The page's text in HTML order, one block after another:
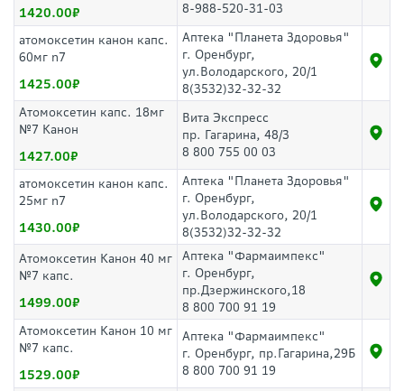
1420.00
8-988-520-31-03
атомоксетин канон капс.
60мг n7
1425.00
Аптека "Планета Здоровья"
г. Оренбург,
ул.Володарского, 20/1
8(3532)32-32-32
Атомоксетин капс. 18мг
№7 Канон
1427.00
Вита Экспресс
пр. Гагарина, 48/3
8 800 755 00 03
атомоксетин канон капс.
25мг n7
1430.00
Аптека "Планета Здоровья"
г. Оренбург,
ул.Володарского, 20/1
8(3532)32-32-32
Атомоксетин Канон 40 мг
№7 капс.
1499.00
Аптека "Фармаимпекс"
г. Оренбург,
пр.Дзержинского,18
8 800 700 91 19
Атомоксетин Канон 10 мг
№7 капс.
1529.00
Аптека "Фармаимпекс"
г. Оренбург, пр.Гагарина,29Б
8 800 700 91 19